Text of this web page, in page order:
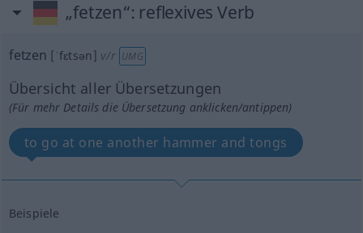
„fetzen“: reflexives Verb
fetzen [ˈfɛtsən] v/r UMG
Übersicht aller Übersetzungen
(Für mehr Details die Übersetzung anklicken/antippen)
to go at one another hammer and tongs
Beispiele